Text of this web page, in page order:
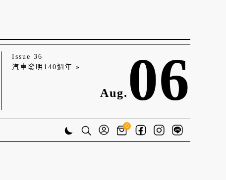
Issue 36
汽車發明140週年 »
Aug. 06
0